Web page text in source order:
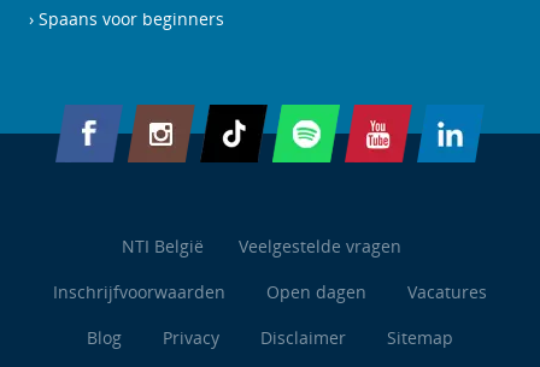
Spaans voor beginners
NTI België
Veelgestelde vragen
Inschrijfvoorwaarden
Open dagen
Vacatures
Blog
Privacy Disclaimer Sitemap